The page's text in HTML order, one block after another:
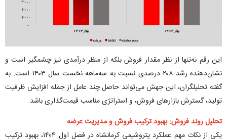
این رقم نه‌تنها از نظر مقدار فروش بلکه از منظر درآمدی نیز چشمگیر است و
نشان‌دهنده رشد ۲۰۸ درصدی نسبت به سه‌ماهه نخست سال ۱۴۰۳ است. به
گفته تحلیلگران، این جهش می‌تواند حاصل چند عامل از جمله افزایش ظرفیت
تولید، گسترش بازار‌های فروش، و استراتژی مناسب قیمت‌گذاری باشد.
تحلیل روند فروش: بهبود ترکیب فروش و مدیریت عرضه
یکی از نکات مهم عملکرد پتروشیمی کرمانشاه در فصل اول ۱۴۰۴، بهبود ترکیب